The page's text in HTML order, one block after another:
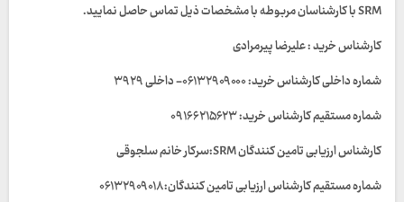
SRM با کارشناسان مربوطه با مشخصات ذیل تماس حاصل نمایید.
کارشناس خرید : علیرضا پیرمرادی
شماره داخلی کارشناس خرید: ۰۶۱۳۲۹۰۹۰۰۰- داخلی ۳۹۲۹
شماره مستقیم کارشناس خرید: ۰۹۱۶۶۲۱۵۶۲۳
کارشناس ارزیابی تامین کنندگان SRM:سرکار خانم سلجوقی
شماره مستقیم کارشناس ارزیابی تامین کنندگان:۰۶۱۳۲۹۰۹۰۱۸